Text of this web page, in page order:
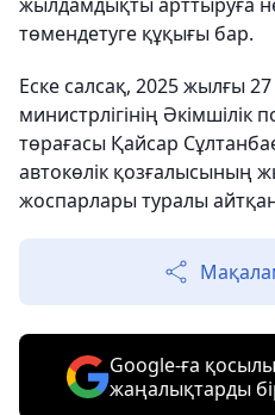
төмендетуге құқығы бар.
Еске салсақ, 2025 жылғы 27
министрлігінің Әкімшілік
төрағасы Қайсар
автокөлік қозғалысының
жоспарлары туралы
Google-ға
жаңалықтарды